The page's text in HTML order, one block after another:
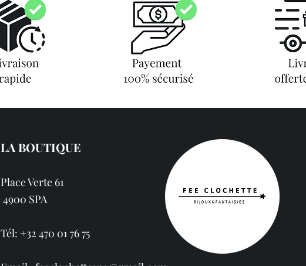
LA BOUTIQUE
Place Verte 61
4900 SPA
Tél: +32 470 01 76 75